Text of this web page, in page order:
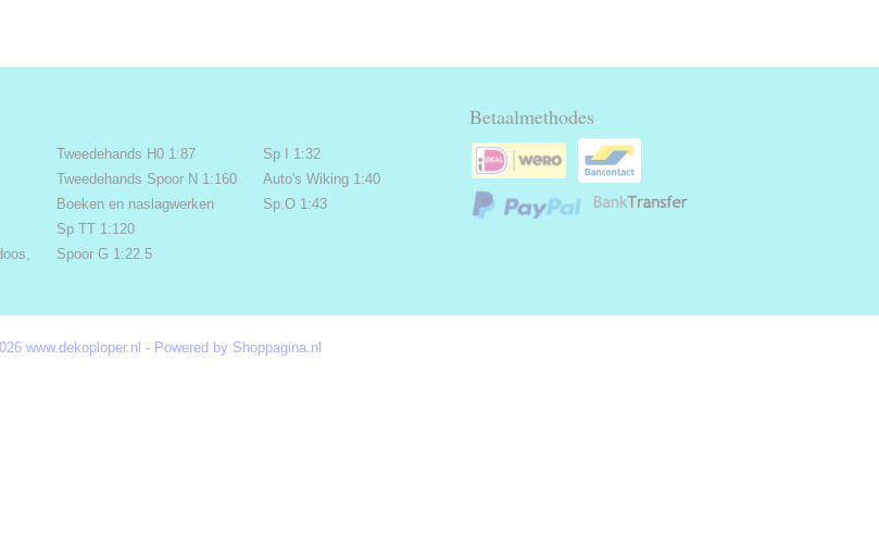
Tweedehands H0 1:87
Tweedehands Spoor N 1:160
Boeken en naslagwerken
Sp TT 1:120
Spoor G 1:22.5
Sp I 1:32
Auto's Wiking 1:40
Sp.O 1:43
Betaalmethodes
www.dekoploper.nl - Powered by Shoppagina.nl